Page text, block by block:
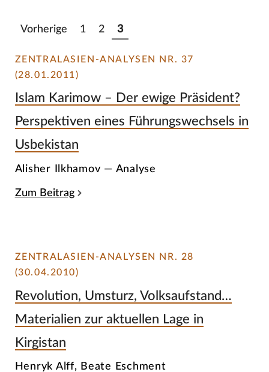
Vorherige 1 2 3
ZENTRALASIEN-ANALYSEN NR. 37
(28.01.2011)
Islam Karimow – Der ewige Präsident?
Perspektiven eines Führungswechsels in
Usbekistan
Alisher Ilkhamov — Analyse
Zum Beitrag
ZENTRALASIEN-ANALYSEN NR. 28
(30.04.2010)
Revolution, Umsturz, Volksaufstand…
Materialien zur aktuellen Lage in
Kirgistan
Henryk Alff, Beate Eschment